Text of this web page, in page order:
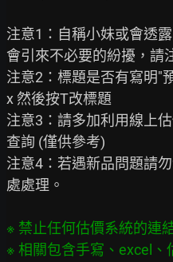
注意1：自稱小妹或會透
會引來不必要的紛擾，請
注意2：標題是否有寫明"
x 然後按T改標題
注意3：請多加利用線上
查詢 (僅供參考)
注意4：若遇新品問題請
處處理。
※ 禁止任何估價系統的連
※ 相關包含手寫、excel、